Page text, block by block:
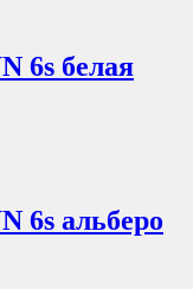
6s белая
6s альберо